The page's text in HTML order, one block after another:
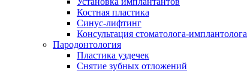
Костная пластика
Синус-лифтинг
Консультация стоматолога-имплантолога
Пародонтология
Пластика уздечек
Снятие зубных отложений